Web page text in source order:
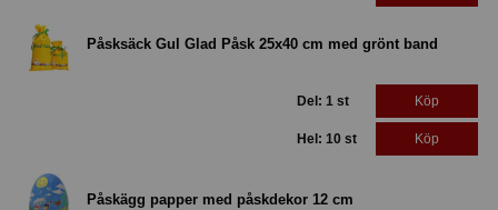
Påsksäck Gul Glad Påsk 25x40 cm med grönt band
Del: 1 st Köp
Hel: 10 st Köp
Påskägg papper med påskdekor 12 cm